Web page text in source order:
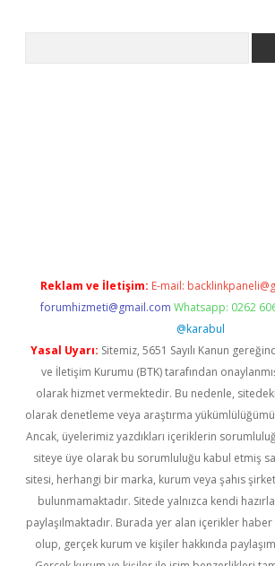
Reklam ve İletişim: E-mail:
forumhizmeti@gmail.com Whatsapp: 0262
@karabul
Yasal Uyarı: Sitemiz, 5651 Sayılı Kanun
ve İletişim Kurumu (BTK) tarafından
olarak hizmet vermektedir. Bu nedenle,
olarak denetleme veya araştırma
Ancak, üyelerimiz yazdıkları içeriklerin
siteye üye olarak bu sorumluluğu kabul etmiş
sitesi, herhangi bir marka, kurum veya şahıs
bulunmamaktadır. Sitede yalnızca kendi
paylaşılmaktadır. Burada yer alan içerikler
olup, gerçek kurum ve kişiler hakkında